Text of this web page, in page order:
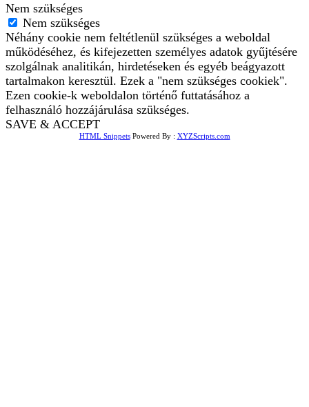
Nem szükséges
Nem szükséges
Néhány cookie nem feltétlenül szükséges a weboldal
működéséhez, és kifejezetten személyes adatok gyűjtésére
szolgálnak analitikán, hirdetéseken és egyéb beágyazott
tartalmakon keresztül. Ezek a "nem szükséges cookiek".
Ezen cookie-k weboldalon történő futtatásához a
felhasználó hozzájárulása szükséges.
SAVE & ACCEPT
HTML SnippetsPowered By : XYZScripts.com